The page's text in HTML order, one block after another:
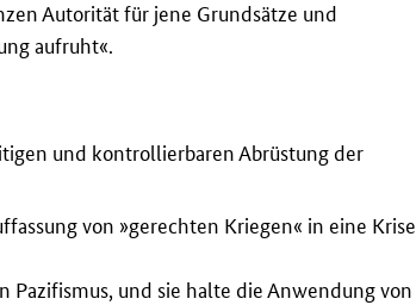
Autorität für jene Grundsätze und
aufruht«.
und kontrollierbaren Abrüstung der
von »gerechten Kriegen« in eine Krise
und sie halte die Anwendung von